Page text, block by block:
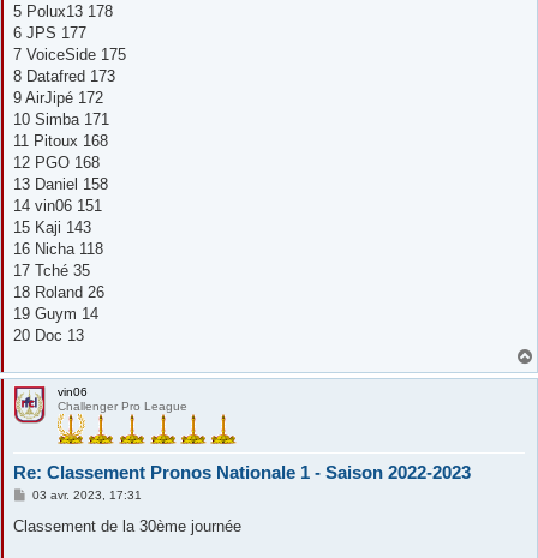
5 Polux13 178
6 JPS 177
7 VoiceSide 175
8 Datafred 173
9 AirJipé 172
10 Simba 171
11 Pitoux 168
12 PGO 168
13 Daniel 158
14 vin06 151
15 Kaji 143
16 Nicha 118
17 Tché 35
18 Roland 26
19 Guym 14
20 Doc 13
vin06
Challenger Pro League
Re: Classement Pronos Nationale 1 - Saison 2022-2023
M
s
03 avr. 2023, 17:31
Classement de la 30ème journée